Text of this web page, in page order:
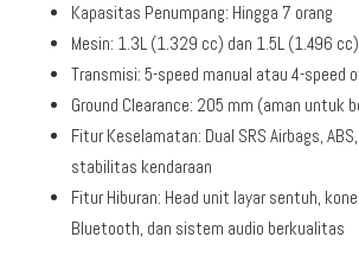
Kapasitas Penumpang: Hingga 7 orang
Mesin: 1.3L (1.329 cc) dan 1.5L (1.496
Transmisi: 5-speed manual atau 4-speed
Ground Clearance: 205 mm (aman untuk
Fitur Keselamatan: Dual SRS Airbags,
stabilitas kendaraan
Fitur Hiburan: Head unit layar sentuh,
Bluetooth, dan sistem audio berkualitas